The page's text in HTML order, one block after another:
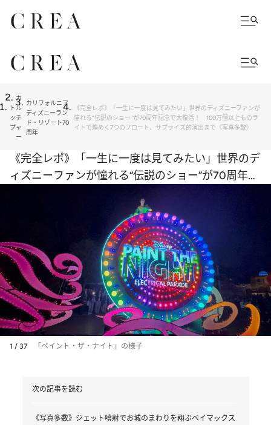
ト
ッ
プ
カ
ル
チ
ャ
ー
カリフォルニア
ディズニーラン
ド・リゾート70
周年
《完全レポ》「一生に一度は見てみたい」世界のディズニーファンが
憧れる“伝説のショー”が70周年記念で大復活！ 100万個以上ものラ
イトで煌めく7つのフロート、サプライズ的演出まで〈写真多数〉
《完全レポ》「一生に一度は見てみたい」世界のデ
ィズニーファンが憧れる“伝説のショー”が70周年記
つのフロート、サプライズ的演出まで〈写真多数〉
1 / 37 「ペイント・ザ・ナイト」の様子
次の記事を読む
《写真多数》ジェット噴射でお城のまわりを翔ぶベイマックス